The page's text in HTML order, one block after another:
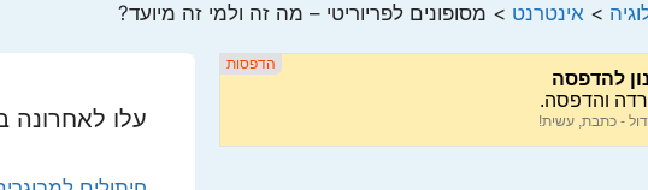
>אינטרנט > מסופונים לפריוריטי – מה זה ולמי זה מיועד?
עלו לאחרונה